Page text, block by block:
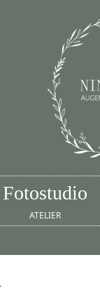
Fotostudio
ATELIER